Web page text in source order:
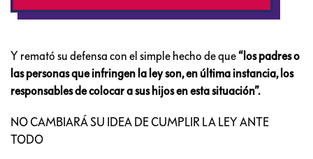
Y remató su defensa con el simple hecho de que“los padres o
las personas que infringen la ley son, en última instancia, los
responsables de colocar a sus hijos en esta situación”.
NO CAMBIARÁ SU IDEA DE CUMPLIR LA LEY ANTE
TODO